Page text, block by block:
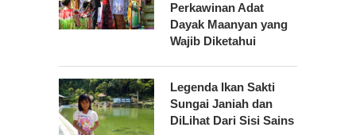
Perkawinan Adat
Dayak Maanyan yang
Wajib Diketahui
Legenda Ikan Sakti
Sungai Janiah dan
DiLihat Dari Sisi Sains